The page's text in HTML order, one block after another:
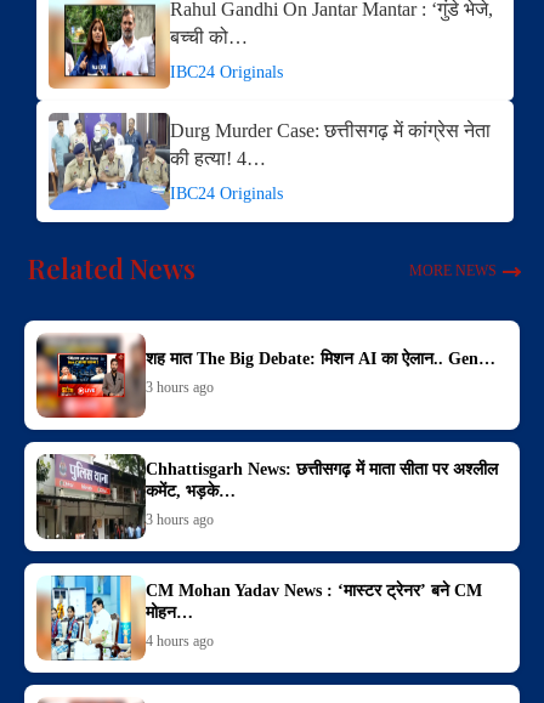
Rahul Gandhi On Jantar Mantar : ‘गुंडे भेजे,
बच्ची को…
IBC24 Originals
Durg Murder Case: छत्तीसगढ़ में कांग्रेस नेता
की हत्या! 4…
IBC24 Originals
Related News MORE NEWS
शह मात The Big Debate: मिशन AI का ऐलान.. Gen…
3 hours ago
Chhattisgarh News: छत्तीसगढ़ में माता सीता पर अश्लील
कमेंट, भड़के…
3 hours ago
CM Mohan Yadav News : ‘मास्टर ट्रेनर’ बने CM
मोहन…
4 hours ago